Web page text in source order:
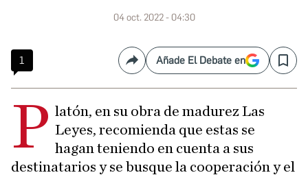
04 oct. 2022 - 04:30
1 CompartirAñade El Debate en Save
P latón, en su obra de madurez Las
Leyes, recomienda que estas se
hagan teniendo en cuenta a sus
destinatarios y se busque la cooperación y el